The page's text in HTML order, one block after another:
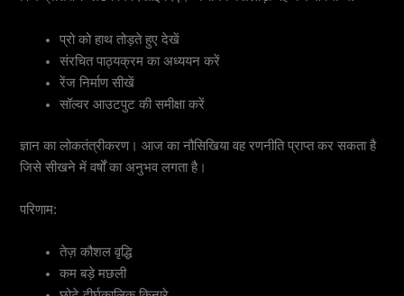
प्रो को हाथ तोड़ते हुए देखें
संरचित पाठ्यक्रम का अध्ययन करें
रेंज निर्माण सीखें
सॉल्वर आउटपुट की समीक्षा करें
ज्ञान का लोकतंत्रीकरण। आज का नौसिखिया वह रणनीति प्राप्त कर सकता है
जिसे सीखने में वर्षों का अनुभव लगता है।
परिणाम:
तेज़ कौशल वृद्धि
कम बड़े मछली